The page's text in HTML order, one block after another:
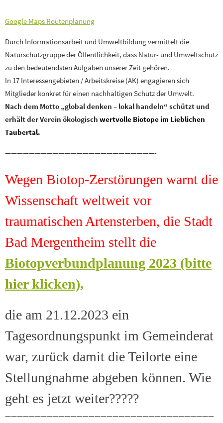
Google Maps Routenplanung
Durch Informationsarbeit und Umweltbildung vermittelt die
Naturschutzgruppe der Öffentlichkeit, dass Natur- und Umweltschutz
zu den bedeutendsten Aufgaben unserer Zeit gehören.
In 17 Interessengebieten / Arbeitskreise (AK) engagieren sich
Mitglieder konkret für einen nachhaltigen Schutz der Umwelt.
Nach dem Motto „global denken – lokal handeln“ schützt und
erhält der Verein ökologisch wertvolle Biotope im Lieblichen
Taubertal.
—————————————————————————-
Wegen Biotop-Zerstörungen warnt die
Wissenschaft weltweit vor
traumatischen Artensterben, die Stadt
Bad Mergentheim stellt die
Biotopverbundplanung 2023 (bitte
hier klicken),
die am 21.12.2023 ein
Tagesordnungspunkt im Gemeinderat
war, zurück damit die Teilorte eine
Stellungnahme abgeben können. Wie
geht es jetzt weiter?????
———————————————————————————————————